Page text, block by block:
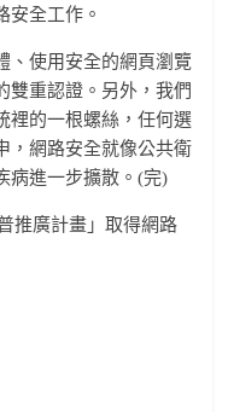
安全工作。
、使用安全的網頁瀏覽
雙重認證。另外，我們
裡的一根螺絲，任何選
，網路安全就像公共衛
病進一步擴散。(完)
推廣計畫」取得網路